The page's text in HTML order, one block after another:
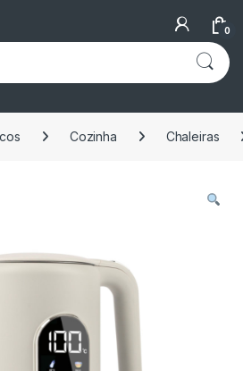
0
Cozinha Chaleiras